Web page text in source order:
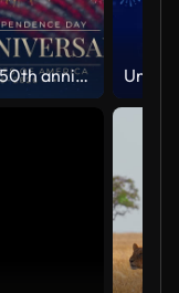
Banner 250th anniversary of the USA. 250 years of independence. 4th of july 2026 usa independence day, video greeting card. US flag fireworks on blue sky background. Fourth of july. 4k seamless loop